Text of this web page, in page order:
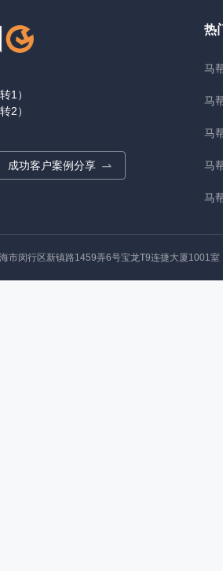
1）
2）
成功客户案例分享
热
马
马
马
马
马
市闵行区新镇路1459弄6号宝龙T9连捷大厦1001室